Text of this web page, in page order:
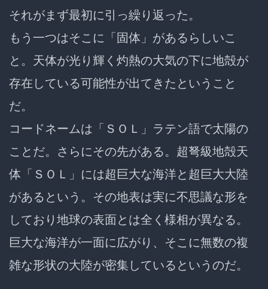
それがまず最初に引っ繰り返った。
もう一つはそこに「固体」があるらしいこ
と。天体が光り輝く灼熱の大気の下に地殻が
存在している可能性が出てきたということ
だ。
コードネームは「ＳＯＬ」ラテン語で太陽の
ことだ。さらにその先がある。超弩級地殻天
体「ＳＯＬ」には超巨大な海洋と超巨大大陸
があるという。その地表は実に不思議な形を
しており地球の表面とは全く様相が異なる。
巨大な海洋が一面に広がり、そこに無数の複
雑な形状の大陸が密集しているというのだ。